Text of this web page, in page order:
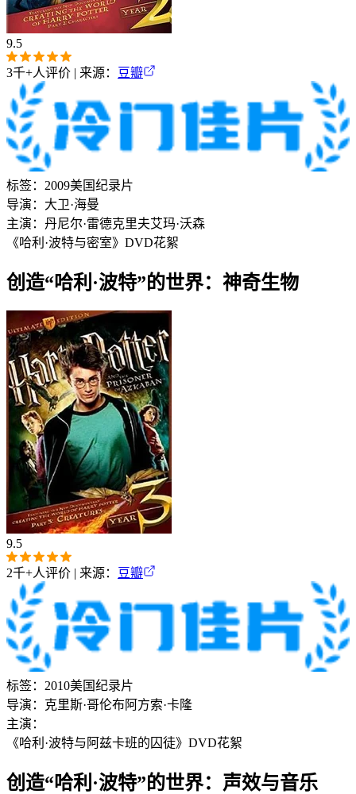
9.5
3千+人评价 | 来源： 豆瓣
标签： 2009美国纪录片
导演： 大卫·海曼
主演： 丹尼尔·雷德克里夫艾玛·沃森
《哈利·波特与密室》DVD花絮
创造“哈利·波特”的世界：神奇生物
9.5
2千+人评价 | 来源： 豆瓣
标签： 2010美国纪录片
导演： 克里斯·哥伦布 阿方索·卡隆
主演：
《哈利·波特与阿兹卡班的囚徒》DVD花絮
创造“哈利·波特”的世界：声效与音乐